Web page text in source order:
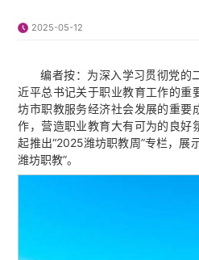
2025-05-12
编者按：为深入学习贯彻党的
近平总书记关于职业教育工作的重
坊市职教服务经济社会发展的重要
作，营造职业教育大有可为的良好
起推出“2025潍坊职教周”专栏，展
潍坊职教”。